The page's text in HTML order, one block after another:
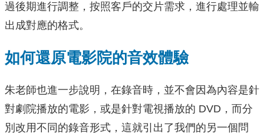
過後期進行調整，按照客戶的交片需求，進行處理並輸
出成對應的格式。
如何還原電影院的音效體驗
朱老師也進一步說明，在錄音時，並不會因為內容是針
對劇院播放的電影，或是針對電視播放的 DVD，而分
別改用不同的錄音形式，這就引出了我們的另一個問